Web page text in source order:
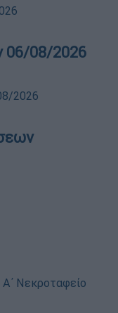
06/08/2026